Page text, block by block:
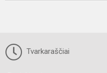
Tvarkaraščiai